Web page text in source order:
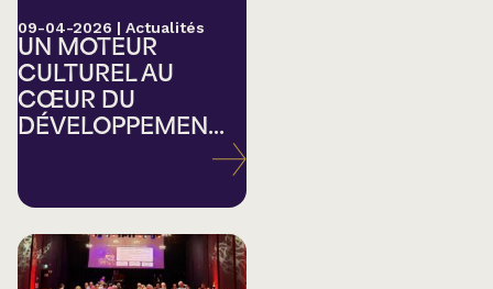
09-04-2026 | Actualités
UN MOTEUR
CULTUREL AU
CŒUR DU
DÉVELOPPEMEN...